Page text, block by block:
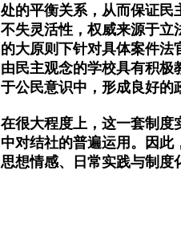
处的平衡关系，从而保证民
不失灵活性，权威来源于立
的大原则下针对具体案件法
由民主观念的学校具有积极
于公民意识中，形成良好的
在很大程度上，这一套制度
中对结社的普遍运用 。因此
思想情感、日常实践与制度